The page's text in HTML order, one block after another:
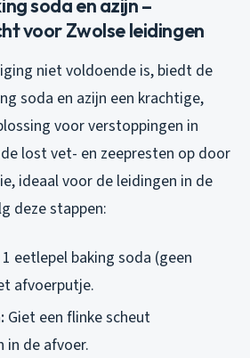
soda en azijn –
voor Zwolse leidingen
niet voldoende is, biedt de
soda en azijn een krachtige,
voor verstoppingen in
lost vet- en zeepresten op door
ideaal voor de leidingen in de
deze stappen:
eetlepel baking soda (geen
afvoerputje.
Giet een flinke scheut
in de afvoer.